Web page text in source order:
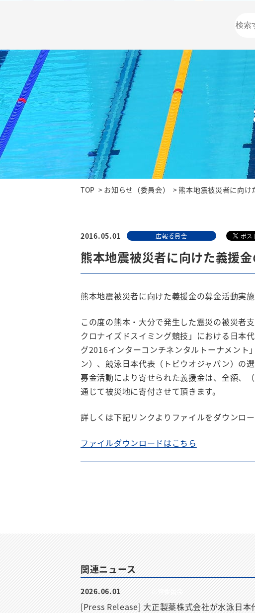
TOP お知らせ（委員会） 熊本地震被災者に向け
2016.05.01 広報委員会
熊本地震被災者に向けた義援
熊本地震被災者に向けた義援金の募金活動実
この度の熊本・大分で発生した震災の被災者
クロナイズドスイミング競技」における日本
グ2016インターコンチネンタルトーナメン
ン）、競泳日本代表（トビウオジャパン）の
募金活動により寄せられた義援金は、全額、
通じて被災地に寄付させて頂きます。
詳しくは下記リンクよりファイルをダウンロー
ファイルダウンロードはこちら
関連ニュース
2026.06.01 広報委員会
[Press Release] 大正製薬株式会社が水泳日